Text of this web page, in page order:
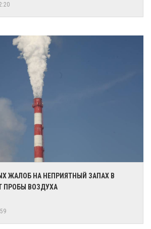
ЖАЛОБ НА НЕПРИЯТНЫЙ ЗАПАХ В
ПРОБЫ ВОЗДУХА